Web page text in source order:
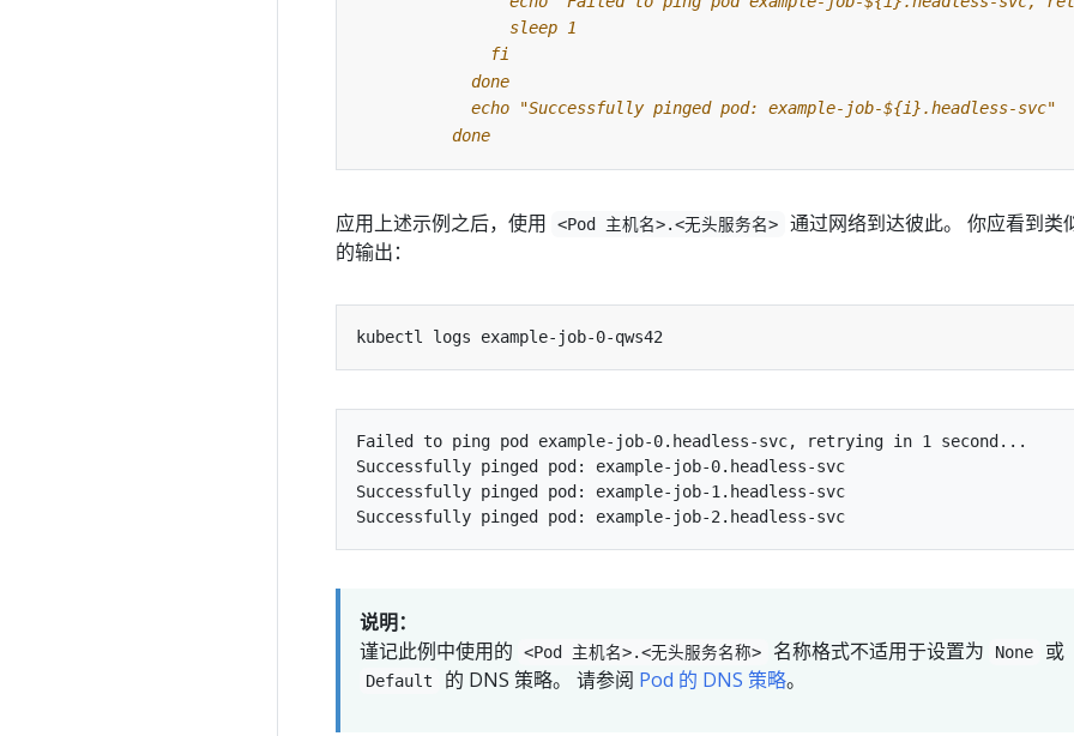
          done
应用上述示例之后，使用 <Pod 主机名>.<无头服务名>
通过网络到达彼此。 你应看到类
的输出：
Failed to ping pod example-job-0.headless-svc, retrying in 1 second...
Successfully pinged pod: example-job-0.headless-svc
Successfully pinged pod: example-job-1.headless-svc
说明：
谨记此例中使用的
<Pod 主机名>.<无头服务名称> 名称格式不适用于设置为 None 或
Default 的 DNS 策略。 请参阅 Pod 的 DNS 策略。